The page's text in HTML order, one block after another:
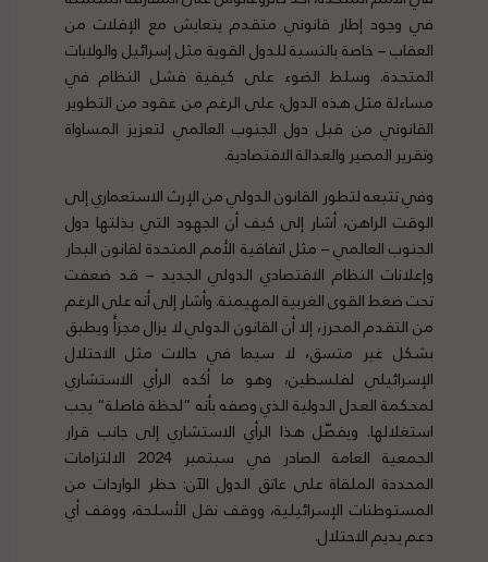
في وجود إطار قانوني متقدم يتعايش مع الإفلات من
العقاب – خاصة بالنسبة للدول القوية مثل إسرائيل والولايات
المتحدة. وسلط الضوء على كيفية فشل النظام في
مساءلة مثل هذه الدول، على الرغم من عقود من التطوير
القانوني من قبل دول الجنوب العالمي لتعزيز المساواة
وتقرير المصير والعدالة الاقتصادية.
وفي تتبعه لتطور القانون الدولي من الإرث الاستعماري إلى
الوقت الراهن، أشار إلى كيف أن الجهود التي بذلتها دول
الجنوب العالمي – مثل اتفاقية الأمم المتحدة لقانون البحار
وإعلانات النظام الاقتصادي الدولي الجديد – قد ضعفت
تحت ضغط القوى الغربية المهيمنة. وأشار إلى أنه على الرغم
من التقدم المحرز، إلا أن القانون الدولي لا يزال مجزأً ويطبق
بشكل غير متسق، لا سيما في حالات مثل الاحتلال
الإسرائيلي لفلسطين، وهو ما أكده الرأي الاستشاري
لمحكمة العدل الدولية الذي وصفه بأنه ”لحظة فاصلة“ يجب
استغلالها. ويفصّل هذا الرأي الاستشاري إلى جانب قرار
الجمعية العامة الصادر في سبتمبر 2024 الالتزامات
المحددة الملقاة على عاتق الدول الآن: حظر الواردات من
المستوطنات الإسرائيلية، ووقف نقل الأسلحة، ووقف أي
دعم يديم الاحتلال.